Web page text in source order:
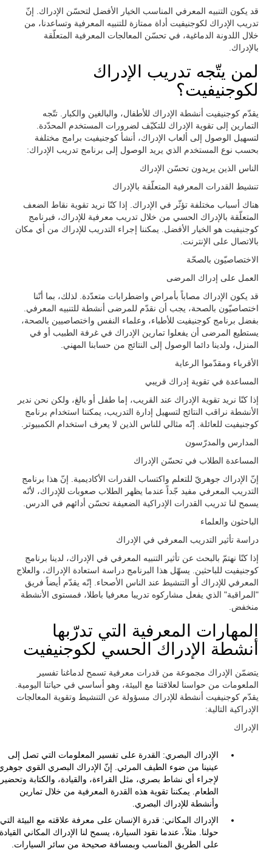
قد يكون التنبيه المعرفي المناسب الخيار الأفضل لتحسّن الإدراك. إنّ
تدريب الإدراك لكوجنيفيت أداة ممتازة للتنبيه المعرفية وتساعدنا، من
خلال اللدونة الدماغية، في تحسّن المعالجات المعرفية المتعلّقة
بالإدراك.
لمن يتّجه تدريب الإدراك
لكوجنيفيت؟
يقدّم كوجنيفيت أنشطة الإدراك للأطفال، والبالغين والكبار. تتّجه
التمارين إلى تقوية الإدراك للتكيّف لضرورات المستخدم المحدّدة.
لتسهيل الوصول إلى ألعاب الإدراك، أنشأ كوجنيفيت برامج مختلفة
بحسب نوع المستخدم الذي يريد الوصول إلى برنامج تدريب الإدراك:
الناس الذين يريدون تحسّن الإدراك
تنشيط القدرات المعرفية المتعلّقة بالإدراك
هناك أسباب مختلفة تؤثّر في الإدراك. إذا كنّا نريد تقوية نقاط الضعف
المتعلّقة بالإدراك الحسي من خلال تدريب معرفية للإدراك، فبرنامج
كوجنيفيت هو الخيار الأفضل. يمكننا إجراء التدريب للإدراك من أي مكان
بالاتصال على الإنترنت.
الاختصاصيّون بالصحّة
العمل على إدراك المرضى
قد يكون الإدراك مصاباً بأمراض واضطرابات متعدّدة. لذلك، بما أنّنا
اختصاصيّون بالصحة، يجب أن نقدّم للمرضى أنشطة للتنبيه المعرفي.
بفضل برنامج كوجنيفيت للأطباء، وعلماء النفس واختصاصيين بالصحة،
يستطيع المرضى أن يفعلوا تمارين الإدراك في غرفة الطبيب أو في
المنزل، ولدينا دائما الوصول إلى النتائج من حسابنا المهني.
الأقرباء ومقدّموا الرعاية
المساعدة في تقوية إدراك قريبي
إذا كنّا نريد تقوية الإدراك عند القريب، إما طفل أو بالغ، ولكن نحن ندير
الأنشطة نراقب النتائج لتسهيل إدارة التدريب، يمكننا استخدام برنامج
كوجنيفيت للعائلة. إنّه مثالي للناس الذين لا يعرف استخدام الكمبيوتر.
المدارس والمدرّسون
المساعدة الطلاب في تحسّن الإدراك
إنّ الإدراك جوهريّ للتعلم واكتساب القدرات الأكاديمية. إنّ هذا برنامج
التدريب المعرفي مفيد جّداً عندما يظهر الطلاب صعوبات للإدراك، لأنّه
يسمح لنا تدريب القدرات الإدراكية الضعيفة تحسّن أدائهم في الدرس.
الباحثون والعلماء
دراسة تأثير التدريب المعرفي في الإدراك
إذا كنّا نهتمّ بالبحث عن تأثير التنبيه المعرفي في الإدراك، لدينا برنامج
كوجنيفيت للباحثين. يسهّل هذا البرنامج دراسة استعادة الإدراك، والعلاج
المعرفي للإدراك أو التنشيط عند الناس الأصحاء. إنّه يقدّم أيضاً فريق
"المراقبة" الذي يفعل مشاركوه تدريبا معرفيا باطلا، فمستوى الأنشطة
منخفض.
المهارات المعرفية التي تدرّبها
أنشطة الإدراك الحسي لكوجنيفيت
يتضمّن الإدراك مجموعة من قدرات معرفية تسمح لدماغنا تفسير
الملعومات من حواسنا لعلاقتنا مع البيئة، وهو أساسي في حياتنا اليومية.
يقدّم كوجنيفيت أنشطة للإدراك مسؤولة عن التنشيط وتقوية المعالجات
الإدراكية التالية:
الإدراك
الإدراك البصري: القدرة على تفسير المعلومات التي تصل إلى
عينينا من ضوء الطيف المرئي. إنّ الإدراك البصري القوي
لإجراء أي نشاط بصري، مثل القراءة، والقيادة، والكتابة وتحضير
الطعام. يمكننا تقوية هذه القدرة المعرفية من خلال تمارين
وأنشطة للإدراك البصري.
الإدراك المكاني: قدرة الإنسان على معرفة علاقته مع البيئة التي
حولنا. مثلاً، عندما نقود السيارة، يسمح لنا الإدراك المكاني القيادة
على الطريق المناسب وبمسافة صحيحة من سائر السيارات.